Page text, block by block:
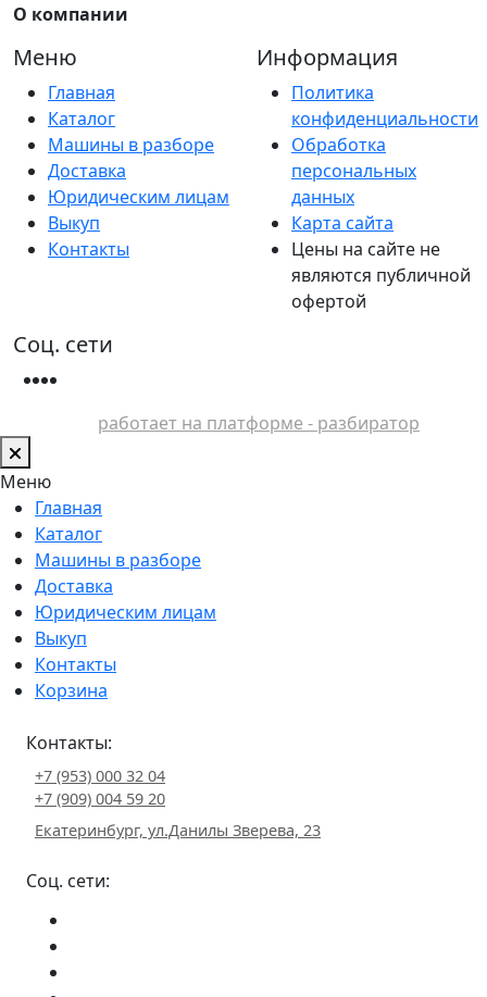
О компании
Меню
Главная
Каталог
Машины в разборе
Доставка
Юридическим лицам
Выкуп
Контакты
Информация
Политика
конфиденциальности
Обработка
персональных
данных
Карта сайта
Цены на сайте не
являются публичной
офертой
Соц. сети
работает на платформе - разбиратор
Меню
Главная
Каталог
Машины в разборе
Доставка
Юридическим лицам
Выкуп
Контакты
Корзина
Контакты:
+7 (953) 000 32 04
+7 (909) 004 59 20
Екатеринбург, ул.Данилы Зверева, 23
Соц. сети: